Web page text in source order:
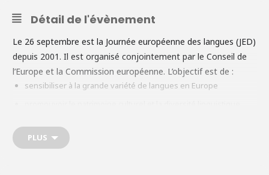
Détail de l'évènement
Le 26 septembre est la Journée européenne des langues (JED)
depuis 2001. Il est organisé conjointement par le Conseil de
l’Europe et la Commission européenne. L’objectif est de :
sensibiliser à la grande variété de langues en Europe
langues
PLUS